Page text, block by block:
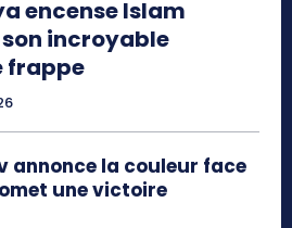
encense Islam
incroyable
frappe
annonce la couleur face
une victoire